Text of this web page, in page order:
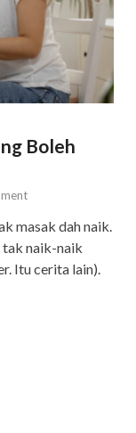
Boleh
masak dah naik.
tak naik-naik
Itu cerita lain).